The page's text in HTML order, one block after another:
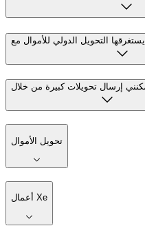
تحويل الأموال
أعمال Xe